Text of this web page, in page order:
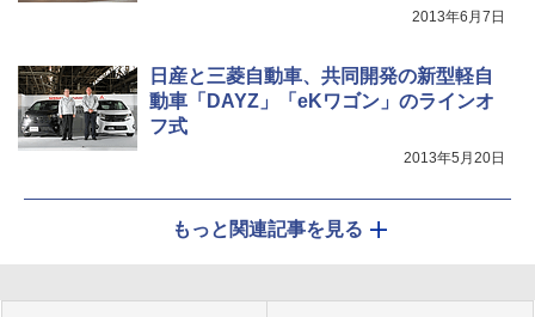
2013年6月7日
日産と三菱自動車、共同開発の新型軽自
動車「DAYZ」「eKワゴン」のラインオ
フ式
2013年5月20日
もっと関連記事を見る